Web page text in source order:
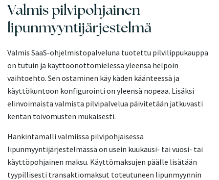
Valmis pilvipohjainen
lipunmyyntijärjestelmä
Valmis SaaS-ohjelmistopalveluna tuotettu pilvilippukauppa
on tutuin ja käyttöönottomielessä yleensä helpoin
vaihtoehto. Sen ostaminen käy käden käänteessä ja
käyttökuntoon konfigurointi on yleensä nopeaa. Lisäksi
elinvoimaista valmista pilvipalvelua päivitetään jatkuvasti
kentän toivomusten mukaisesti.
Hankintamalli valmiissa pilvipohjaisessa
lipunmyyntijärjestelmässä on usein kuukausi- tai vuosi- tai
käyttöpohjainen maksu. Käyttömaksujen päälle lisätään
tyypillisesti transaktiomaksut toteutuneen lipunmyynnin